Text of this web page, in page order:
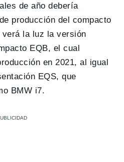
de año debería
producción del compacto
verá la luz la versión
EQB, el cual
en 2021, al igual
EQS, que
BMW i7.